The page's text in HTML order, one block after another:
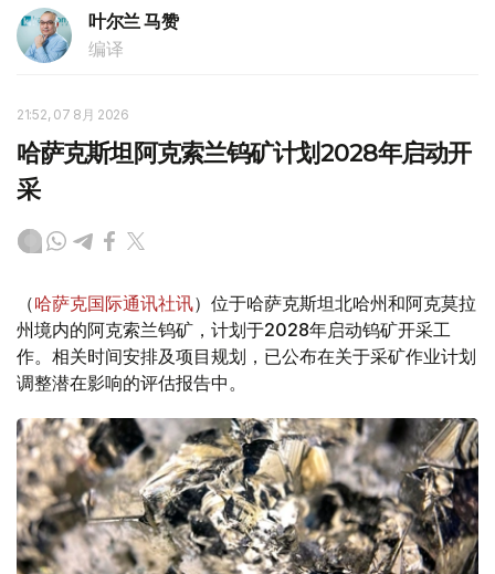
叶尔兰 马赞
编译
21:52, 07 8月 2026
哈萨克斯坦阿克索兰钨矿计划2028年启动开
采
（哈萨克国际通讯社讯）位于哈萨克斯坦北哈州和阿克莫拉
州境内的阿克索兰钨矿，计划于2028年启动钨矿开采工
作。相关时间安排及项目规划，已公布在关于采矿作业计划
调整潜在影响的评估报告中。